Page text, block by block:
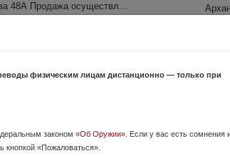
48А Продажа осуществл...
в маг. Охотник. Всем нашим клиентам
Вы может...
физическим лицам дистанционно — только при
законом «Об Оружии» . Если у вас есть сомнения
кнопкой «Пожаловаться».